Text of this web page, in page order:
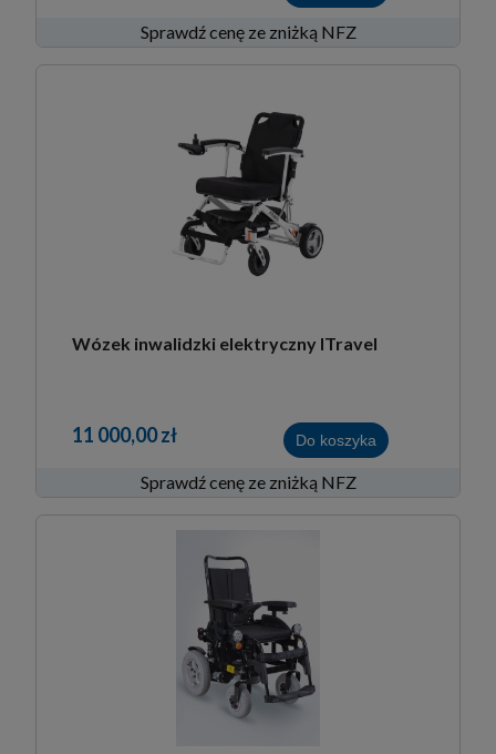
Sprawdź cenę ze zniżką NFZ
Wózek inwalidzki elektryczny ITravel
11 000,00 zł Do koszyka
Sprawdź cenę ze zniżką NFZ